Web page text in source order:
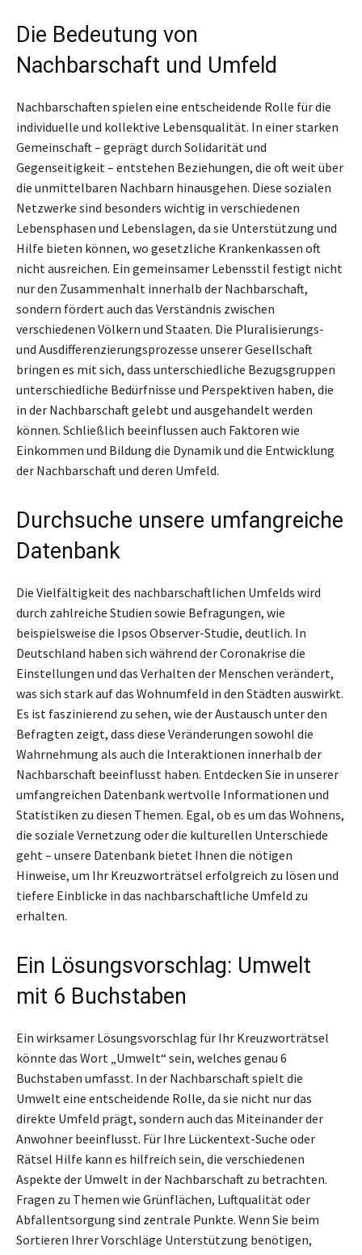
Die Bedeutung von
Nachbarschaft und Umfeld
Nachbarschaften spielen eine entscheidende Rolle für die
individuelle und kollektive Lebensqualität. In einer starken
Gemeinschaft – geprägt durch Solidarität und
Gegenseitigkeit – entstehen Beziehungen, die oft weit über
die unmittelbaren Nachbarn hinausgehen. Diese sozialen
Netzwerke sind besonders wichtig in verschiedenen
Lebensphasen und Lebenslagen, da sie Unterstützung und
Hilfe bieten können, wo gesetzliche Krankenkassen oft
nicht ausreichen. Ein gemeinsamer Lebensstil festigt nicht
nur den Zusammenhalt innerhalb der Nachbarschaft,
sondern fördert auch das Verständnis zwischen
verschiedenen Völkern und Staaten. Die Pluralisierungs-
und Ausdifferenzierungsprozesse unserer Gesellschaft
bringen es mit sich, dass unterschiedliche Bezugsgruppen
unterschiedliche Bedürfnisse und Perspektiven haben, die
in der Nachbarschaft gelebt und ausgehandelt werden
können. Schließlich beeinflussen auch Faktoren wie
Einkommen und Bildung die Dynamik und die Entwicklung
der Nachbarschaft und deren Umfeld.
Durchsuche unsere umfangreiche
Datenbank
Die Vielfältigkeit des nachbarschaftlichen Umfelds wird
durch zahlreiche Studien sowie Befragungen, wie
beispielsweise die Ipsos Observer-Studie, deutlich. In
Deutschland haben sich während der Coronakrise die
Einstellungen und das Verhalten der Menschen verändert,
was sich stark auf das Wohnumfeld in den Städten auswirkt.
Es ist faszinierend zu sehen, wie der Austausch unter den
Befragten zeigt, dass diese Veränderungen sowohl die
Wahrnehmung als auch die Interaktionen innerhalb der
Nachbarschaft beeinflusst haben. Entdecken Sie in unserer
umfangreichen Datenbank wertvolle Informationen und
Statistiken zu diesen Themen. Egal, ob es um das Wohnens,
die soziale Vernetzung oder die kulturellen Unterschiede
geht – unsere Datenbank bietet Ihnen die nötigen
Hinweise, um Ihr Kreuzworträtsel erfolgreich zu lösen und
tiefere Einblicke in das nachbarschaftliche Umfeld zu
erhalten.
Ein Lösungsvorschlag: Umwelt
mit 6 Buchstaben
Ein wirksamer Lösungsvorschlag für Ihr Kreuzworträtsel
könnte das Wort „Umwelt“ sein, welches genau 6
Buchstaben umfasst. In der Nachbarschaft spielt die
Umwelt eine entscheidende Rolle, da sie nicht nur das
direkte Umfeld prägt, sondern auch das Miteinander der
Anwohner beeinflusst. Für Ihre Lückentext-Suche oder
Rätsel Hilfe kann es hilfreich sein, die verschiedenen
Aspekte der Umwelt in der Nachbarschaft zu betrachten.
Fragen zu Themen wie Grünflächen, Luftqualität oder
Abfallentsorgung sind zentrale Punkte. Wenn Sie beim
Sortieren Ihrer Vorschläge Unterstützung benötigen,